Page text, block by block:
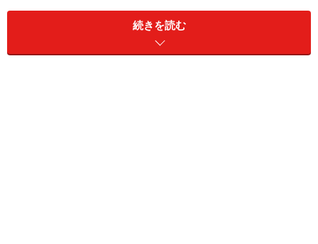
学生の場合、「仕送りのお金」「奨学金」「アルバイト
が毎月いくらの収入になるのか想定しておきます。アル
続きを読む